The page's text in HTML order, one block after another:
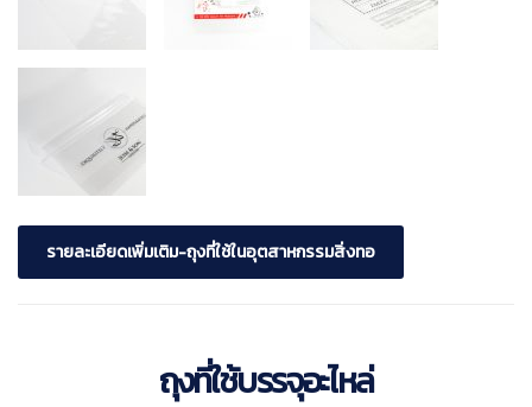
รายละเอียดเพิ่มเติม-ถุงที่ใช้ในอุตสาหกรรมสิ่งทอ
ถุงที่ใช้บรรจุอะไหล่